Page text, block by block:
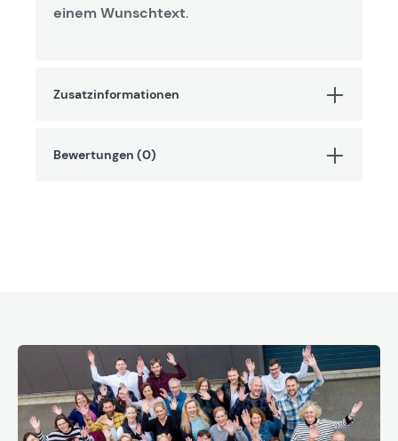
einem Wunschtext.
Zusatzinformationen
Bewertungen (0)